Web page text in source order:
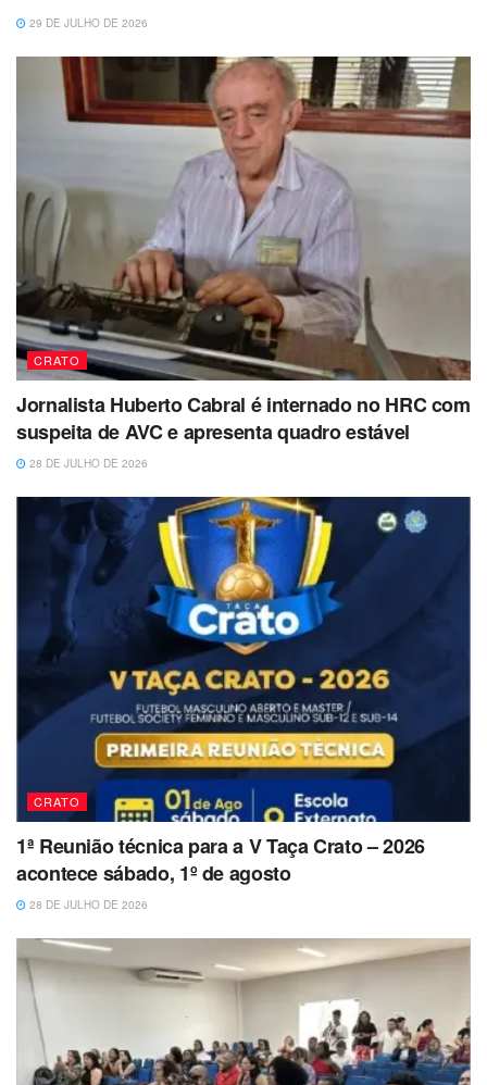
29 DE JULHO DE 2026
CRATO
Jornalista Huberto Cabral é internado no HRC com
suspeita de AVC e apresenta quadro estável
28 DE JULHO DE 2026
CRATO
1ª Reunião técnica para a V Taça Crato – 2026
acontece sábado, 1º de agosto
28 DE JULHO DE 2026